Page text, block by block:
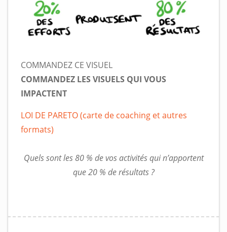
COMMANDEZ CE VISUEL
COMMANDEZ LES VISUELS QUI VOUS
IMPACTENT
LOI DE PARETO (carte de coaching et autres
formats)
Quels sont les 80 % de vos activités qui n’apportent
que 20 % de résultats ?